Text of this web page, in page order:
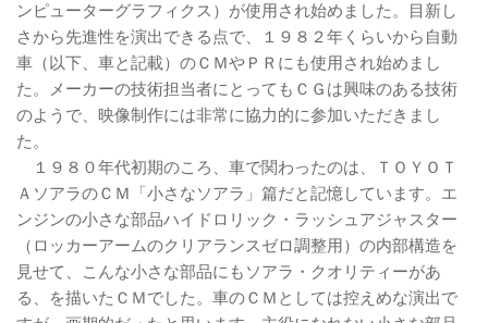
ンピューターグラフィクス）が使用され始めました。目新し
さから先進性を演出できる点で、１９８２年くらいから自動
車（以下、車と記載）のＣＭやＰＲにも使用され始めまし
た。メーカーの技術担当者にとってもＣＧは興味のある技術
のようで、映像制作には非常に協力的に参加いただきまし
た。
１９８０年代初期のころ、車で関わったのは、ＴＯＹＯＴ
ＡソアラのＣＭ「小さなソアラ」篇だと記憶しています。エ
ンジンの小さな部品ハイドロリック・ラッシュアジャスター
（ロッカーアームのクリアランスゼロ調整用）の内部構造を
見せて、こんな小さな部品にもソアラ・クオリティーがあ
る、を描いたＣＭでした。車のＣＭとしては控えめな演出で